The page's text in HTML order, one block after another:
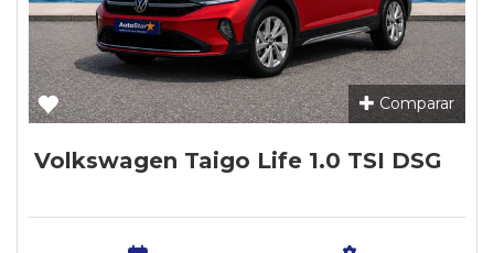
Comparar
Volkswagen Taigo Life 1.0 TSI DSG